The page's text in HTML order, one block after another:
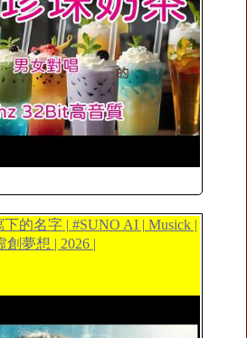
的名字 | #SUNO AI | Musick |
創夢想 | 2026 |